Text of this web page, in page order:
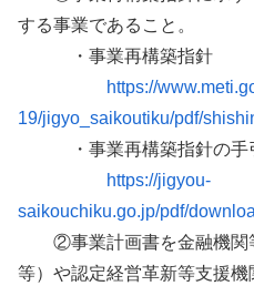
する事業であること。
・事業再構築指針
https://
19/jigyo_saikoutiku/pdf/
・事業再構築指針の手
https://jigyou-
saikouchiku.go.jp/pdf/
②事業計画書を金融機関
等）や認定経営革新等支援